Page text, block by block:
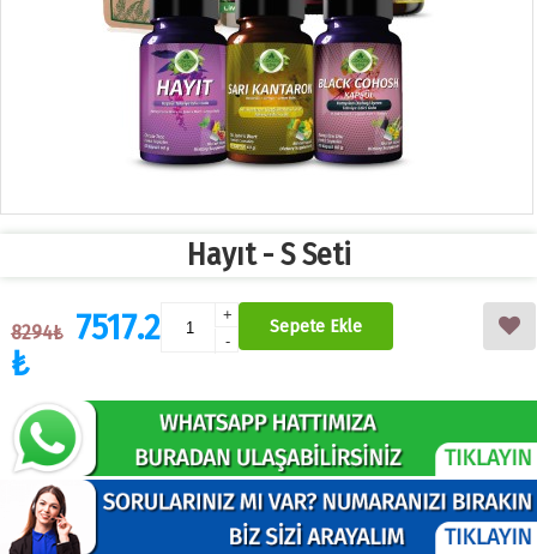
Hayıt - S Seti
8294₺ 7517.2
₺
+
-
Sepete Ekle